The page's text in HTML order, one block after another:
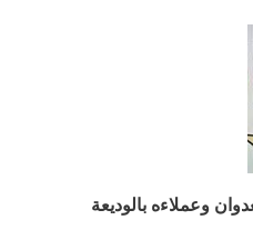
وعملاءه بالوديعة